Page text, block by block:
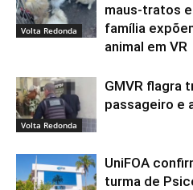
Volta Redonda
maus-tratos
família
animal em VR
Volta Redonda
GMVR flagra
passageiro e
UniFOA
turma de